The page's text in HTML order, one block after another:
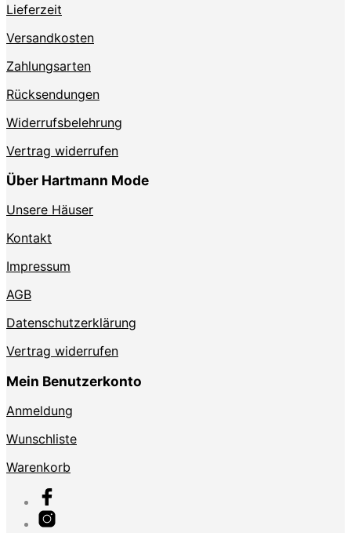
Lieferzeit
Versandkosten
Zahlungsarten
Rücksendungen
Widerrufsbelehrung
Vertrag widerrufen
Über Hartmann Mode
Unsere Häuser
Kontakt
Impressum
AGB
Datenschutzerklärung
Vertrag widerrufen
Mein Benutzerkonto
Anmeldung
Wunschliste
Warenkorb